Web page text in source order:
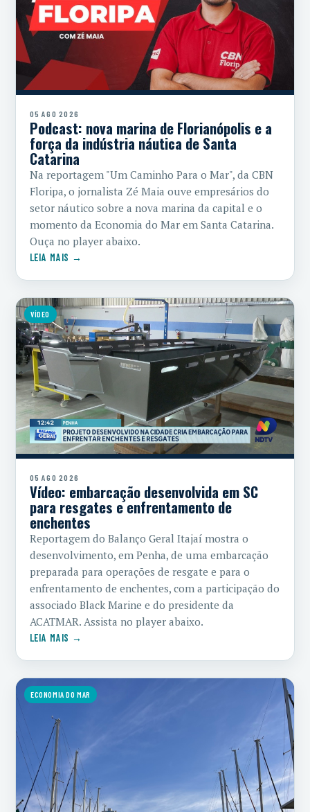
05 AGO 2026
Podcast: nova marina de Florianópolis e a
força da indústria náutica de Santa
Catarina
Na reportagem "Um Caminho Para o Mar", da CBN
Floripa, o jornalista Zé Maia ouve empresários do
setor náutico sobre a nova marina da capital e o
momento da Economia do Mar em Santa Catarina.
Ouça no player abaixo.
LEIA MAIS →
VÍDEO
05 AGO 2026
Vídeo: embarcação desenvolvida em SC
para resgates e enfrentamento de
enchentes
Reportagem do Balanço Geral Itajaí mostra o
desenvolvimento, em Penha, de uma embarcação
preparada para operações de resgate e para o
enfrentamento de enchentes, com a participação do
associado Black Marine e do presidente da
ACATMAR. Assista no player abaixo.
LEIA MAIS →
ECONOMIA DO MAR